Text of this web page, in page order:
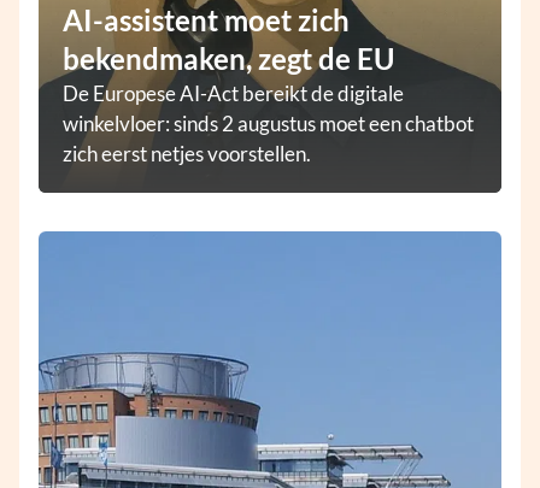
AI-assistent moet zich
bekendmaken, zegt de EU
De Europese AI-Act bereikt de digitale
winkelvloer: sinds 2 augustus moet een chatbot
zich eerst netjes voorstellen.